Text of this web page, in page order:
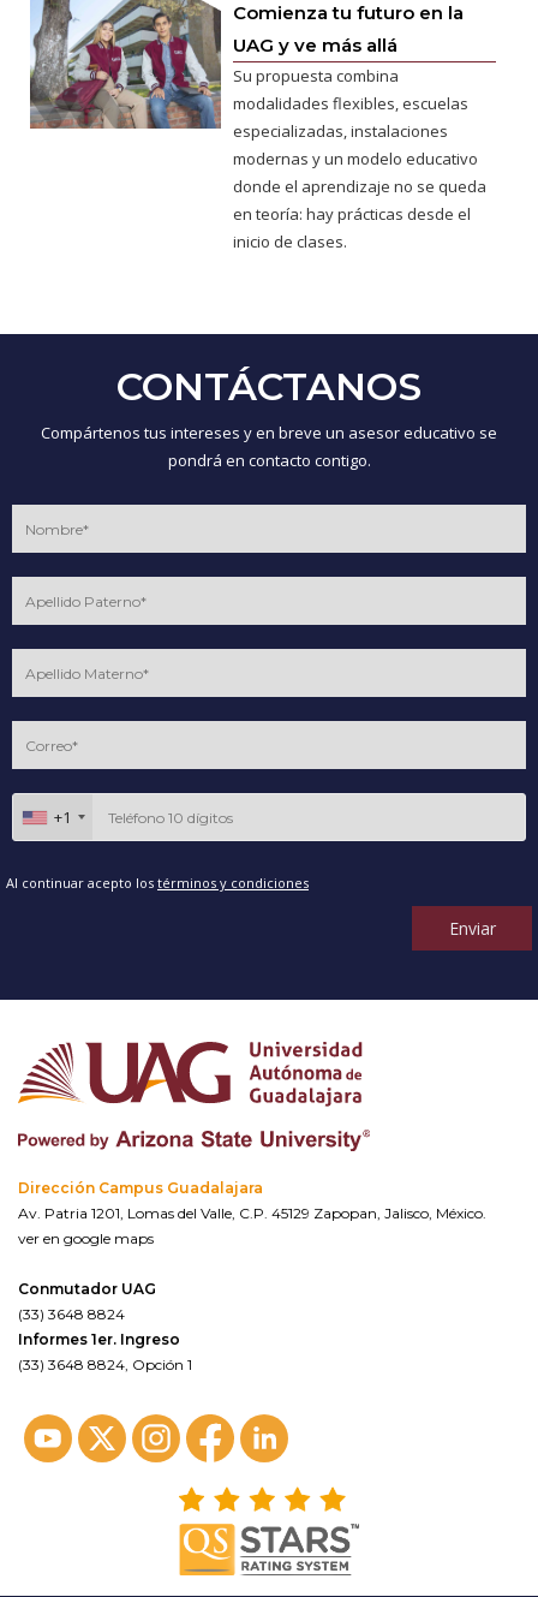
Comienza tu futuro en la
UAG y ve más allá
Su propuesta combina
modalidades flexibles, escuelas
especializadas, instalaciones
modernas y un modelo educativo
donde el aprendizaje no se queda
en teoría: hay prácticas desde el
inicio de clases.
CONTÁCTANOS
Compártenos tus intereses y en breve un asesor educativo se
pondrá en contacto contigo.
+1
Al continuar acepto los términos y condiciones
Enviar
Dirección Campus Guadalajara
Av. Patria 1201, Lomas del Valle, C.P. 45129 Zapopan, Jalisco, México.
ver en google maps
Conmutador UAG
(33) 3648 8824
Informes 1er. Ingreso
(33) 3648 8824, Opción 1